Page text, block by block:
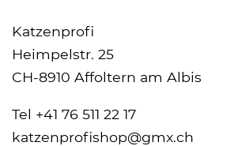
Katzenprofi
Heimpelstr. 25
CH-8910 Affoltern am Albis
Tel +41 76 511 22 17
katzenprofishop@gmx.ch